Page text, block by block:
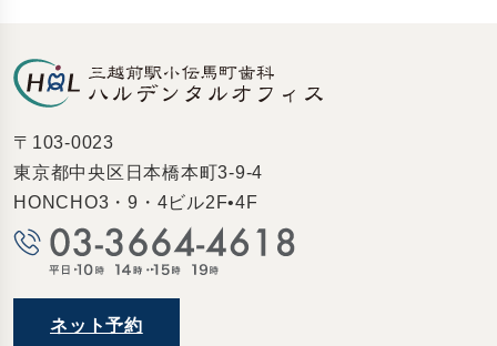
〒103-0023
東京都中央区日本橋本町3-9-4
HONCHO3・9・4ビル2F•4F
ネット予約